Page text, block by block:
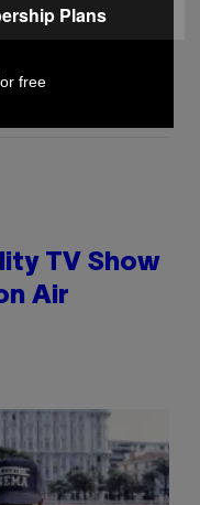
TV Show
Air
Plans
free